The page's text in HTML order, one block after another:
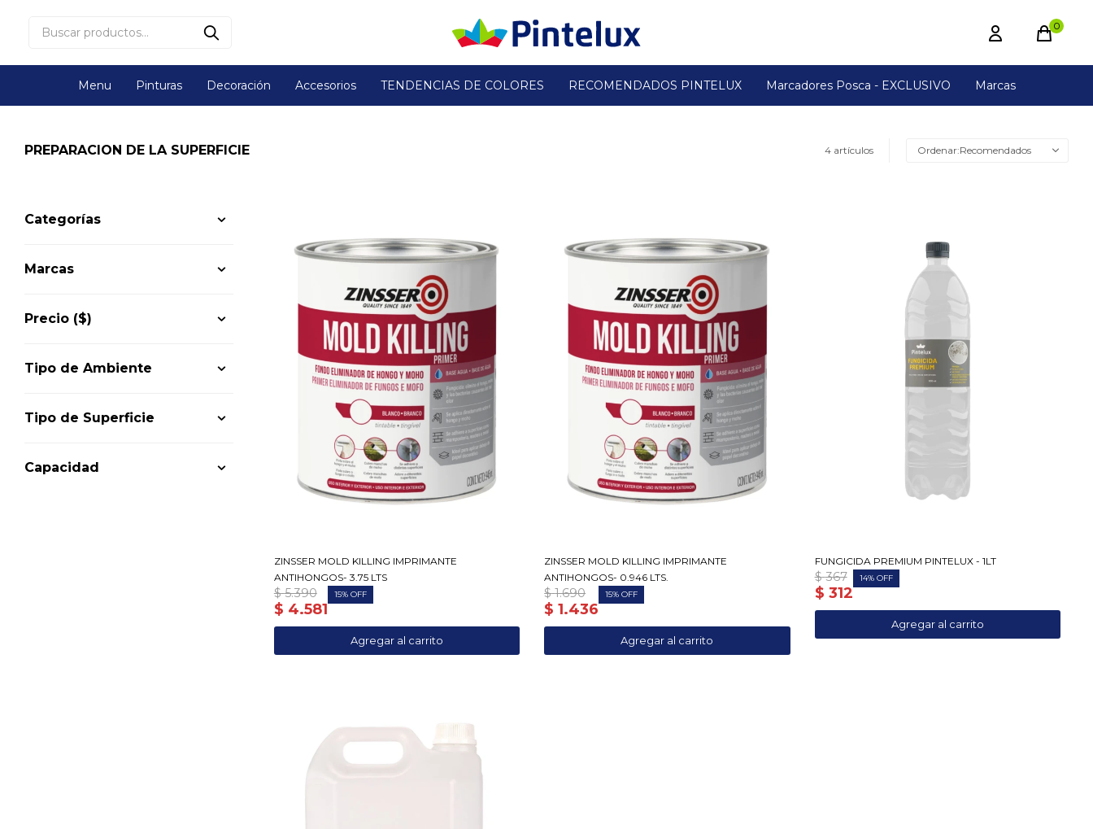
Menu Pinturas Decoración Accesorios TENDENCIAS DE COLORES RECOMENDADOS PINTELUX Marcadores Posca - EXCLUSIVO Marcas
0
PREPARACION DE LA SUPERFICIE 4 artículos Recomendados
ZINSSER MOLD KILLING IMPRIMANTE
ANTIHONGOS- 3.75 LTS
$ 4.581
$ 5.390 15
ZINSSER MOLD KILLING IMPRIMANTE
ANTIHONGOS- 0.946 LTS.
$ 1.436
$ 1.690 15
FUNGICIDA PREMIUM PINTELUX - 1LT
$ 312
$ 367 14
Categorías
Marcas
Precio ($)
Tipo de Ambiente
Tipo de Superficie
Capacidad